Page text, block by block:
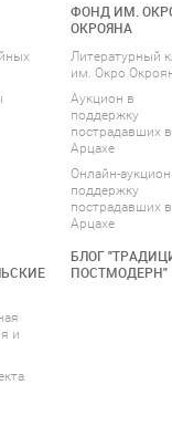
ФОНД ИМ.
ОКРОЯНА
Литературный
им. Окро
Аукцион в
поддержку
пострадавших в
Арцахе
Онлайн-
поддержку
пострадавших в
Арцахе
и
БЛОГ
ПОСТМОДЕРН"